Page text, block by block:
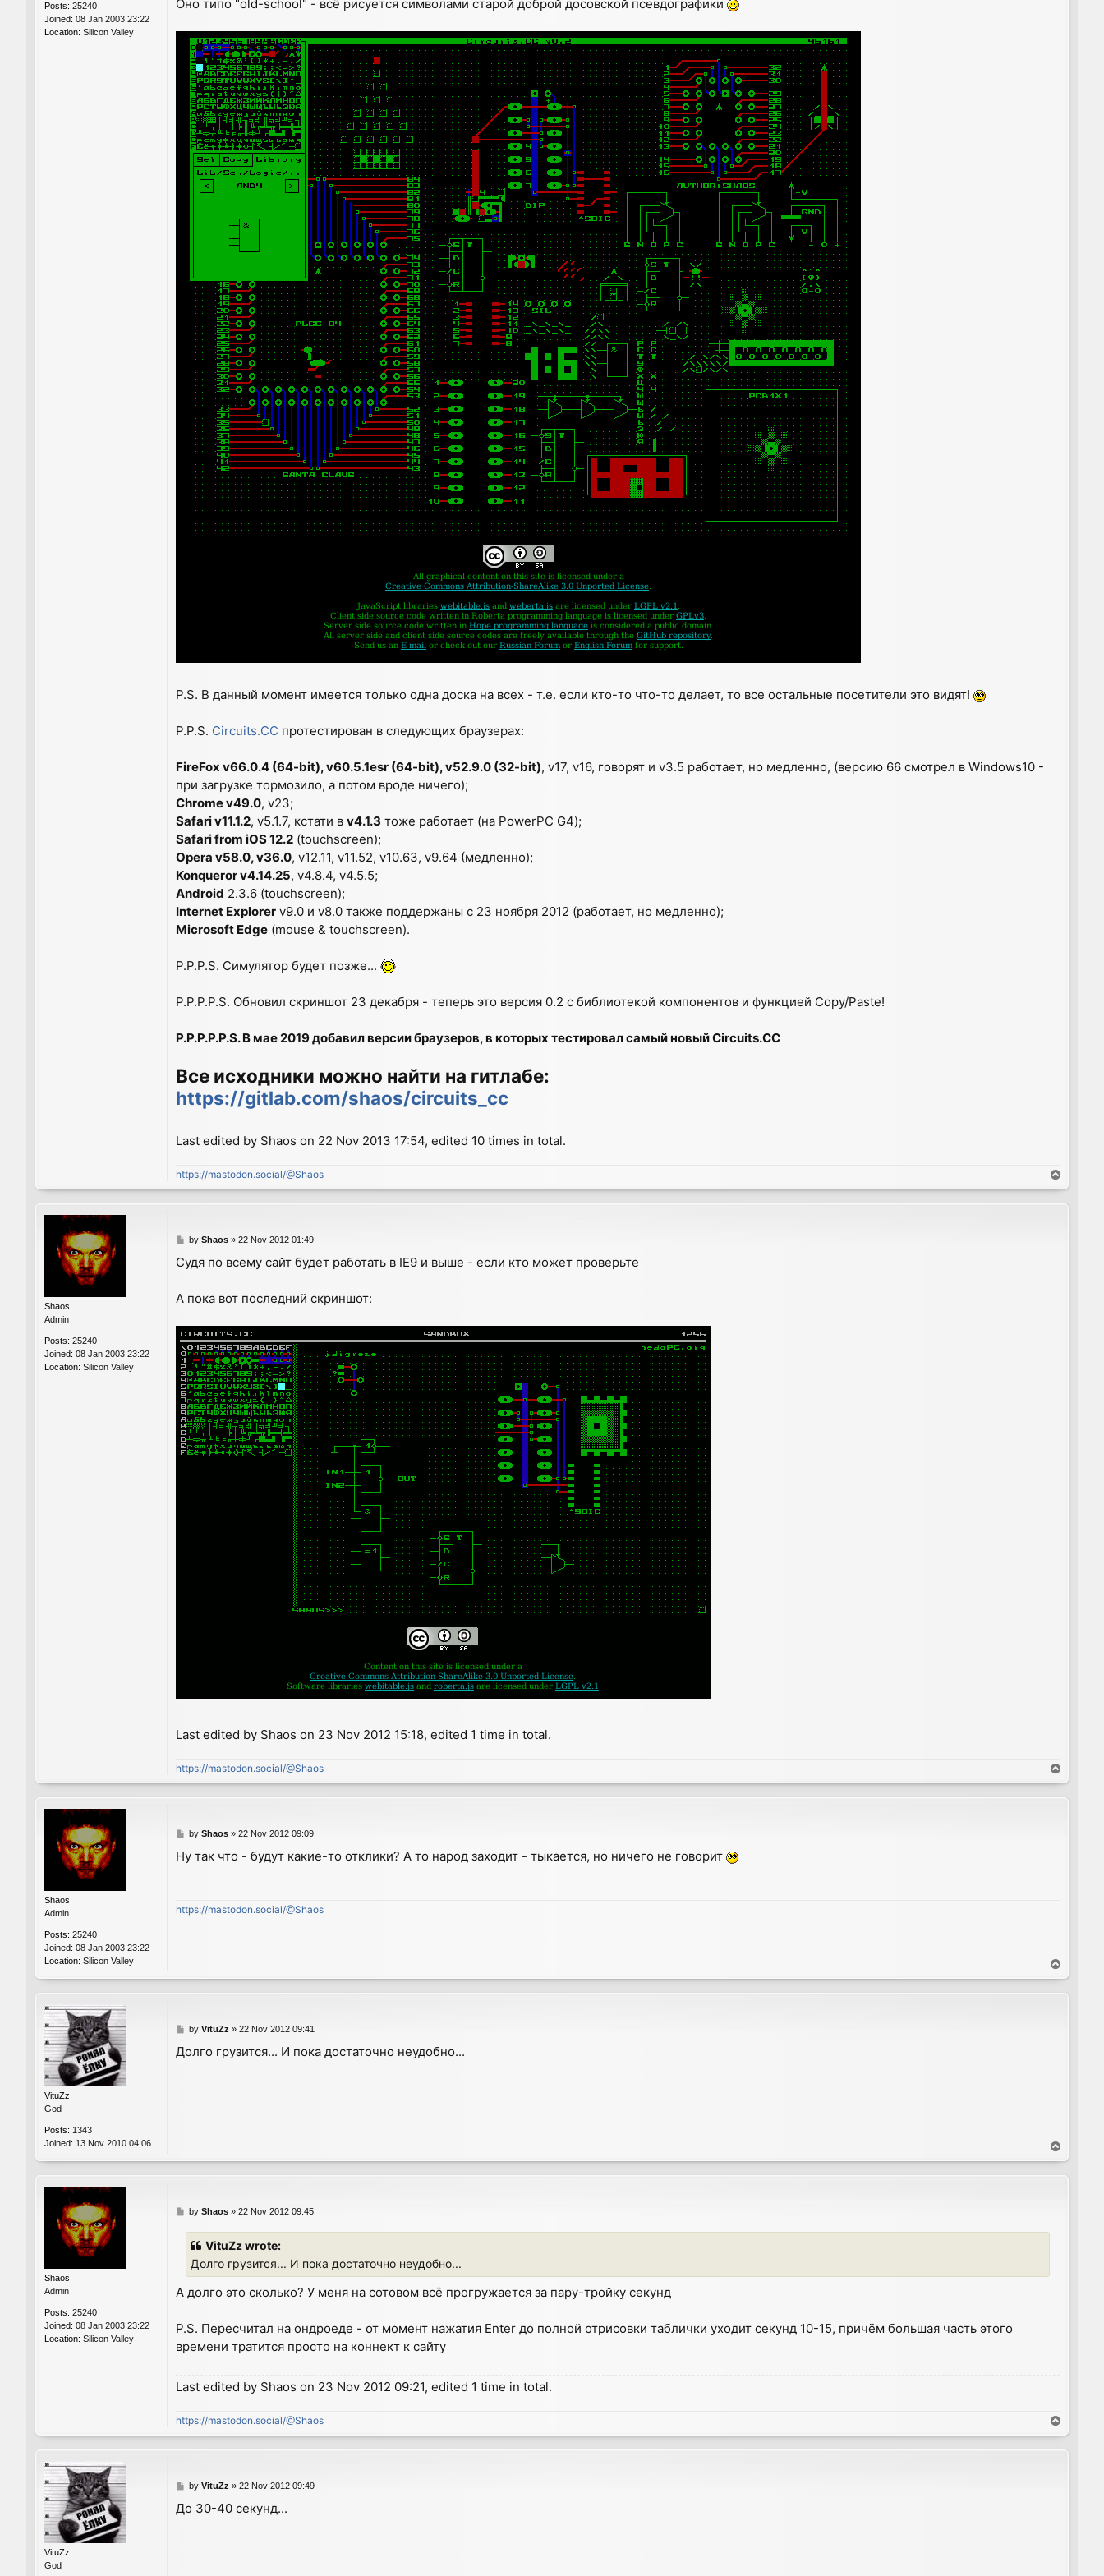
Posts: 25240
Joined: 08 Jan 2003 23:22
Location: Silicon Valley
Оно типо "old-school" - всё рисуется символами старой доброй досовской псевдографики
P.S. В данный момент имеется только одна доска на всех - т.е. если кто-то что-то делает, то все остальные посетители это видят!
P.P.S. Circuits.CC протестирован в следующих браузерах:
FireFox v66.0.4 (64-bit), v60.5.1esr (64-bit), v52.9.0 (32-bit), v17, v16, говорят и v3.5 работает, но медленно, (версию 66 смотрел в Windows10 -
при загрузке тормозило, а потом вроде ничего);
Chrome v49.0, v23;
Safari v11.1.2, v5.1.7, кстати в v4.1.3 тоже работает (на PowerPC G4);
Safari from iOS 12.2 (touchscreen);
Opera v58.0, v36.0, v12.11, v11.52, v10.63, v9.64 (медленно);
Konqueror v4.14.25, v4.8.4, v4.5.5;
Android 2.3.6 (touchscreen);
Internet Explorer v9.0 и v8.0 также поддержаны с 23 ноября 2012 (работает, но медленно);
Microsoft Edge (mouse & touchscreen).
P.P.P.S. Симулятор будет позже...
P.P.P.P.S. Обновил скриншот 23 декабря - теперь это версия 0.2 с библиотекой компонентов и функцией Copy/Paste!
P.P.P.P.P.S. В мае 2019 добавил версии браузеров, в которых тестировал самый новый Circuits.CC
Все исходники можно найти на гитлабе:
https://gitlab.com/shaos/circuits_cc
Last edited by Shaos on 22 Nov 2013 17:54, edited 10 times in total.
https://mastodon.social/@Shaos
o
p
Shaos
Admin
Posts: 25240
Joined: 08 Jan 2003 23:22
Location: Silicon Valley
P
s
by Shaos» 22 Nov 2012 01:49
Судя по всему сайт будет работать в IE9 и выше - если кто может проверьте
А пока вот последний скриншот:
Last edited by Shaos on 23 Nov 2012 15:18, edited 1 time in total.
https://mastodon.social/@Shaos
o
p
Shaos
Admin
Posts: 25240
Joined: 08 Jan 2003 23:22
Location: Silicon Valley
P
s
by Shaos» 22 Nov 2012 09:09
Ну так что - будут какие-то отклики? А то народ заходит - тыкается, но ничего не говорит
https://mastodon.social/@Shaos
o
p
VituZz
God
Posts: 1343
Joined: 13 Nov 2010 04:06
P
s
by VituZz » 22 Nov 2012 09:41
Долго грузится... И пока достаточно неудобно...
o
p
Shaos
Admin
Posts: 25240
Joined: 08 Jan 2003 23:22
Location: Silicon Valley
Pby Shaos» 22 Nov 2012 09:45
VituZz wrote:
Долго грузится... И пока достаточно неудобно...
А долго это сколько? У меня на сотовом всё прогружается за пару-тройку секунд
P.S. Пересчитал на ондроеде - от момент нажатия Enter до полной отрисовки таблички уходит секунд 10-15, причём большая часть этого
времени тратится просто на коннект к сайту
Last edited by Shaos on 23 Nov 2012 09:21, edited 1 time in total.
https://mastodon.social/@Shaos
o
p
VituZz
God
P
s
by VituZz » 22 Nov 2012 09:49
До 30-40 секунд...